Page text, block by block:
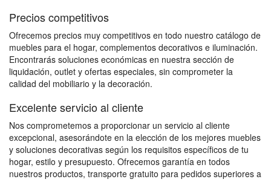
Precios competitivos
Ofrecemos precios muy competitivos en todo nuestro catálogo de
muebles para el hogar, complementos decorativos e iluminación.
Encontrarás soluciones económicas en nuestra sección de
liquidación, outlet y ofertas especiales, sin comprometer la
calidad del mobiliario y la decoración.
Excelente servicio al cliente
Nos comprometemos a proporcionar un servicio al cliente
excepcional, asesorándote en la elección de los mejores muebles
y soluciones decorativas según los requisitos específicos de tu
hogar, estilo y presupuesto. Ofrecemos garantía en todos
nuestros productos, transporte gratuito para pedidos superiores a